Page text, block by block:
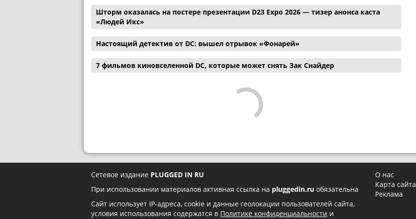
Шторм оказалась на постере презентации D23 Expo 2026 — тизер анонса каста
«Людей Икс»
Настоящий детектив от DC: вышел отрывок «Фонарей»
7 фильмов киновселенной DC, которые может снять Зак Снайдер
Сетевое издание PLUGGED IN RU
При использовании материалов активная ссылка на pluggedin.ru обязательна
Сайт использует IP-адреса, cookie и данные геолокации пользователей сайта,
условия использования содержатся в Политике конфиденциальности и
О нас
Карта сайта
Реклама